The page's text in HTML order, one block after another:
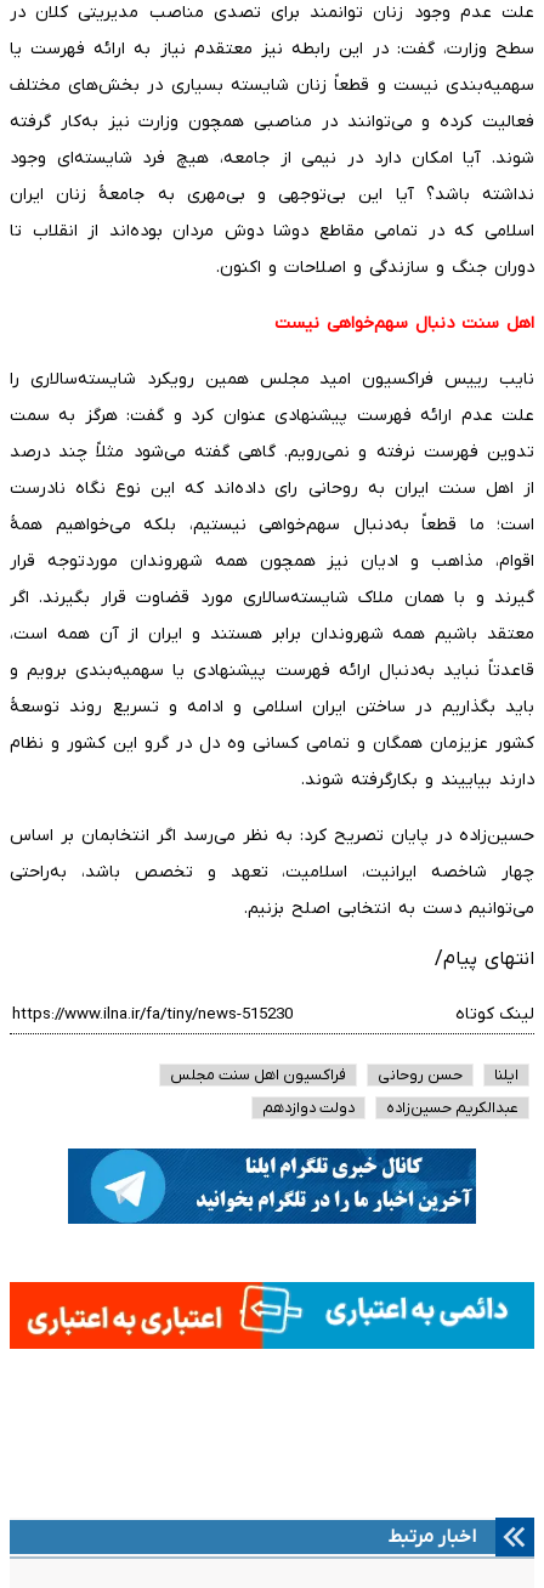
علت عدم وجود زنان توانمند برای تصدی مناصب مدیریتی کلان در
سطح وزارت، گفت: در این رابطه نیز معتقدم نیاز به ارائه فهرست یا
سهمیه‌بندی نیست و قطعاً زنان شایسته بسیاری در بخش‌های مختلف
فعالیت کرده و می‌توانند در مناصبی همچون وزارت نیز به‌کار گرفته
شوند. آیا امکان دارد در نیمی از جامعه، هیچ فرد شایسته‌ای وجود
نداشته باشد؟ آیا این بی‌توجهی و بی‌مهری به جامعهٔ زنان ایران
اسلامی که در تمامی مقاطع دوشا دوش مردان بوده‌اند از انقلاب تا
دوران جنگ و سازندگی و اصلاحات و اکنون.
اهل سنت دنبال سهم‌خواهی نیست
نایب رییس فراکسیون امید مجلس همین رویکرد شایسته‌سالاری را
علت عدم ارائه فهرست پیشنهادی عنوان کرد و گفت: هرگز به سمت
تدوین فهرست نرفته و نمی‌رویم. گاهی گفته می‌شود مثلاً چند درصد
از اهل سنت ایران به روحانی رای داده‌اند که این نوع نگاه نادرست
است؛ ما قطعاً به‌دنبال سهم‌خواهی نیستیم، بلکه می‌خواهیم همهٔ
اقوام، مذاهب و ادیان نیز همچون همه شهروندان موردتوجه قرار
گیرند و با‌‌ همان ملاک شایسته‌سالاری مورد قضاوت قرار بگیرند. اگر
معتقد باشیم همه شهروندان برابر هستند و ایران از آن همه است،
قاعدتاً نباید به‌دنبال ارائه فهرست پیشنهادی یا سهمیه‌بندی برویم و
باید بگذاریم در ساختن ایران اسلامی و ادامه و تسریع روند توسعهٔ
کشور عزیزمان همگان و تمامی کسانی وه دل در گرو این کشور و نظام
دارند بیاییند و بکارگرفته شوند.
حسین‌زاده در پایان تصریح کرد: به نظر می‌رسد اگر انتخابمان بر اساس
چهار شاخصه ایرانیت، اسلامیت، تعهد و تخصص باشد، به‌راحتی
می‌‎توانیم دست به انتخابی اصلح بزنیم.
انتهای پیام/
لینک کوتاه
ایلنا حسن روحانی
فراکسیون اهل سنت مجلس
عبدالکریم حسین‌زاده
دولت دوازدهم
اخبار مرتبط